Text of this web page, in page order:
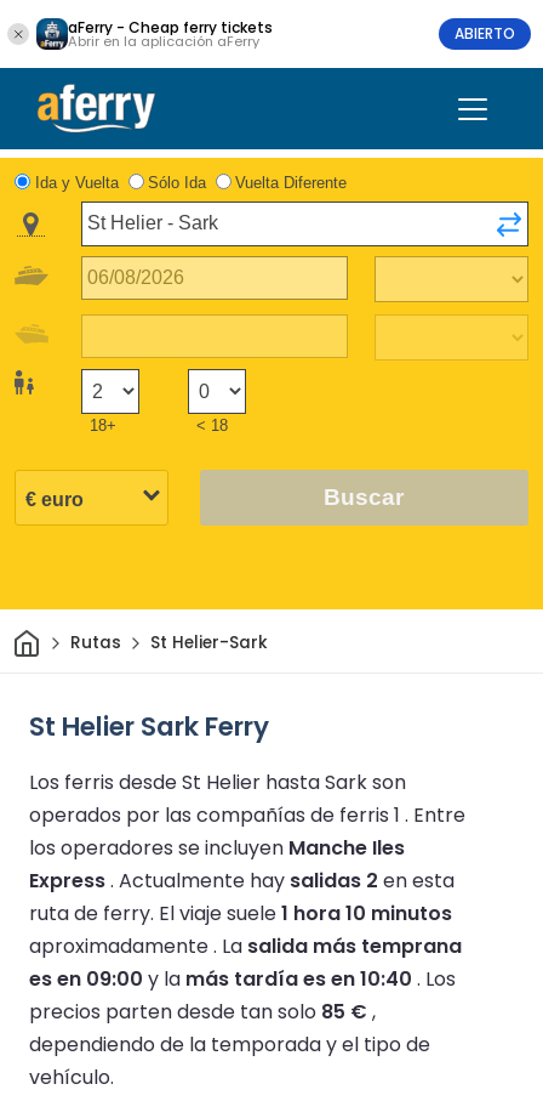
aFerry - Cheap ferry tickets
Abrir en la aplicación aFerry ABIERTO
Ida y Vuelta Sólo Ida Vuelta Diferente
18+ < 18
Buscar
InicioRutas St Helier-Sark
St Helier Sark Ferry
Los ferris desde St Helier hasta Sark son
operados por las compañías de ferris 1 . Entre
los operadores se incluyen Manche Iles
Express. Actualmente hay salidas 2 en esta
ruta de ferry. El viaje suele1 hora 10 minutos
aproximadamente . La salida más temprana
es en 09:00 y la más tardía es en 10:40 . Los
precios parten desde tan solo 85 € ,
dependiendo de la temporada y el tipo de
vehículo.